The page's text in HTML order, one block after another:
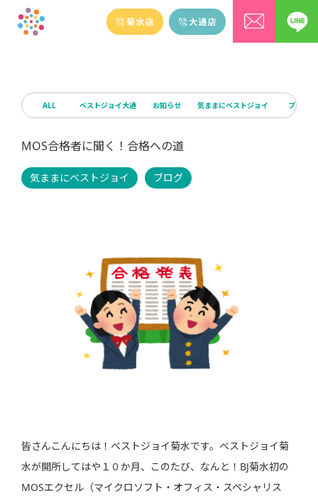
ALL ベストジョイ大通 お知らせ 気ままにベストジョイ ブログ
MOS合格者に聞く！合格への道
気ままにベストジョイ ブログ
皆さんこんにちは！ベストジョイ菊水です。ベストジョイ菊
水が開所してはや１０か月、このたび、なんと！BJ菊水初の
MOSエクセル（マイクロソフト・オフィス・スペシャリス